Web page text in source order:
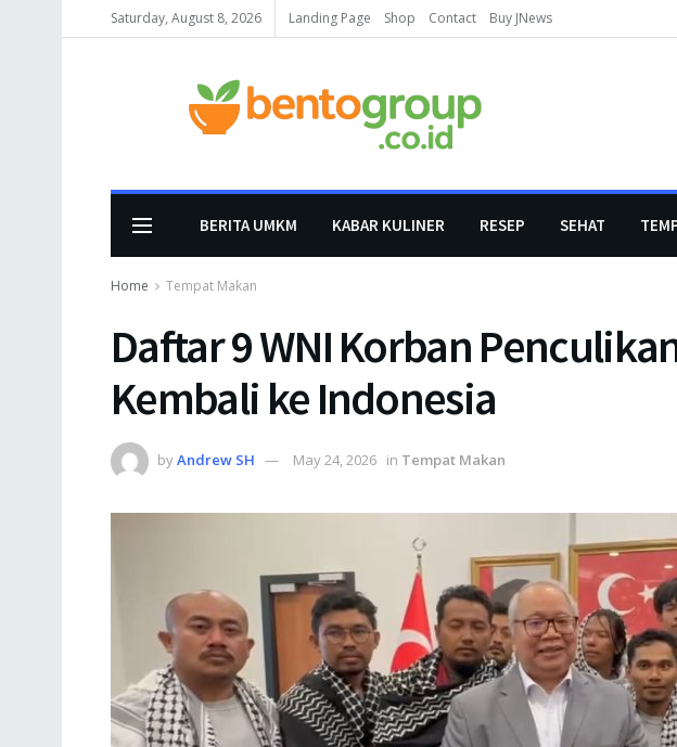
Saturday, August 8, 2026 Landing Page Shop Contact Buy JNews
BERITA UMKM KABAR KULINER RESEP SEHAT
Home Tempat Makan
Daftar 9 WNI Korban
Kembali ke Indonesia
byAndrew SH May 24, 2026 in Tempat Makan